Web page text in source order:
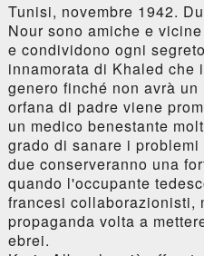
Tunisi, novembre 1942.
Nour sono amiche e
e condividono ogni
innamorata di Khaled che
genero finché non avrà
orfana di padre viene
un medico benestante
grado di sanare i
due conserveranno una
quando l'occupante
francesi collaborazionisti,
propaganda volta a
ebrei.